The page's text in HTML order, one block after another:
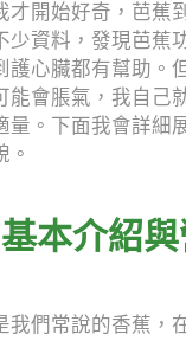
才開始好奇，芭蕉
少資料，發現芭蕉
護心臟都有幫助。
能會脹氣，我自己
量。下面我會詳細
。
本介紹
我們常說的香蕉，